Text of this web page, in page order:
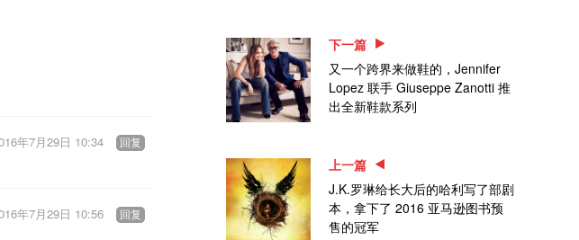
年7月29日 10:34 回复
年7月29日 10:56 回复
下一篇
又一个跨界来做鞋的，Jennifer
Lopez 联手 Giuseppe Zanotti 推
出全新鞋款系列
上一篇
J.K.罗琳给长大后的哈利写了部剧
本，拿下了 2016 亚马逊图书预
售的冠军